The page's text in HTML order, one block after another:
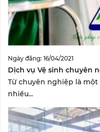
Ngày đăng: 16/04/2021
Dịch vụ Vệ sinh chuyên
Từ chuyên nghiệp là
nhiều...